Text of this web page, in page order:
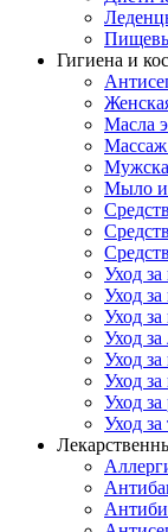
Гигиена и
Масла
Массаж
Мыло и
Уход
Уход за
Уход
Уход
Уход
Уход
Уход
Уход за